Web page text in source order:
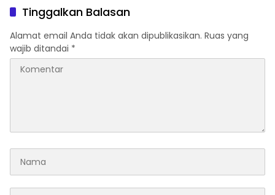
Tinggalkan Balasan
Alamat email Anda tidak akan dipublikasikan. Ruas yang
wajib ditandai *